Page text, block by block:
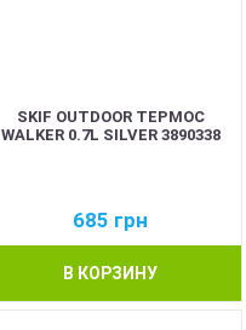
SKIF OUTDOOR ТЕРМОС
WALKER 0.7L SILVER 3890338
685 грн
В КОРЗИНУ